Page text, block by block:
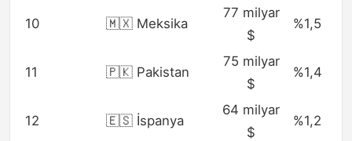
10 🇲🇽 Meksika
77 milyar
$
%1,5
11 🇵🇰 Pakistan
75 milyar
$
%1,4
12 🇪🇸 İspanya
64 milyar
$
%1,2